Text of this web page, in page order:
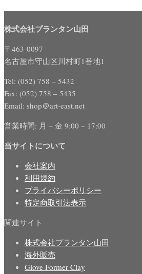
株式会社プランタン山田
〒463-0097
名古屋市守山区川村町1番地1
Tel: (052) 758 – 5432
Fax: (052) 758 – 5435
Email: shop＠art-east.net
営業時間: 月 – 金 9:00 – 17:00
当サイトについて
会社案内
利用規約
プライバシーポリシー
特定商取引法表示
関連サイト
株式会社プランタン山田
海外販売
Glove Former Clay